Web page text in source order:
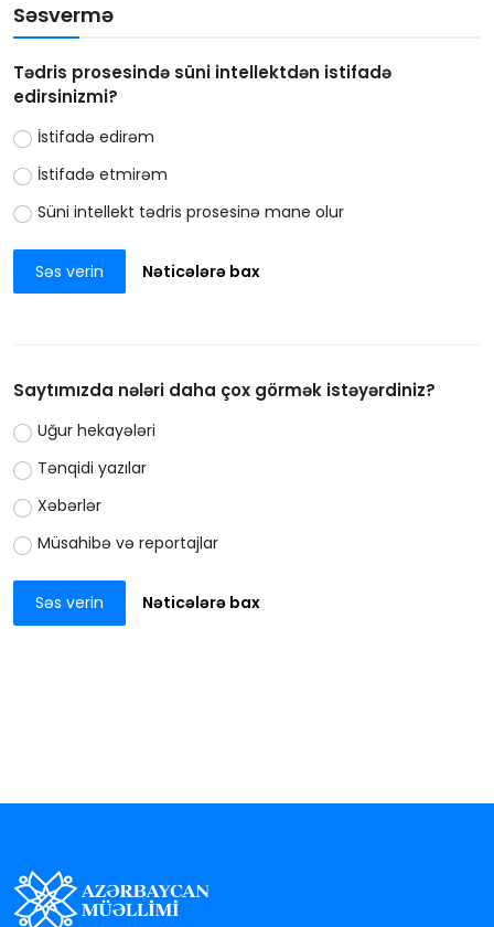
Səsvermə
Tədris prosesində süni intellektdən istifadə
edirsinizmi?
İstifadə edirəm
İstifadə etmirəm
Süni intellekt tədris prosesinə mane olur
Səs verin Nəticələrə bax
Saytımızda nələri daha çox görmək istəyərdiniz?
Uğur hekayələri
Tənqidi yazılar
Xəbərlər
Müsahibə və reportajlar
Səs verin Nəticələrə bax